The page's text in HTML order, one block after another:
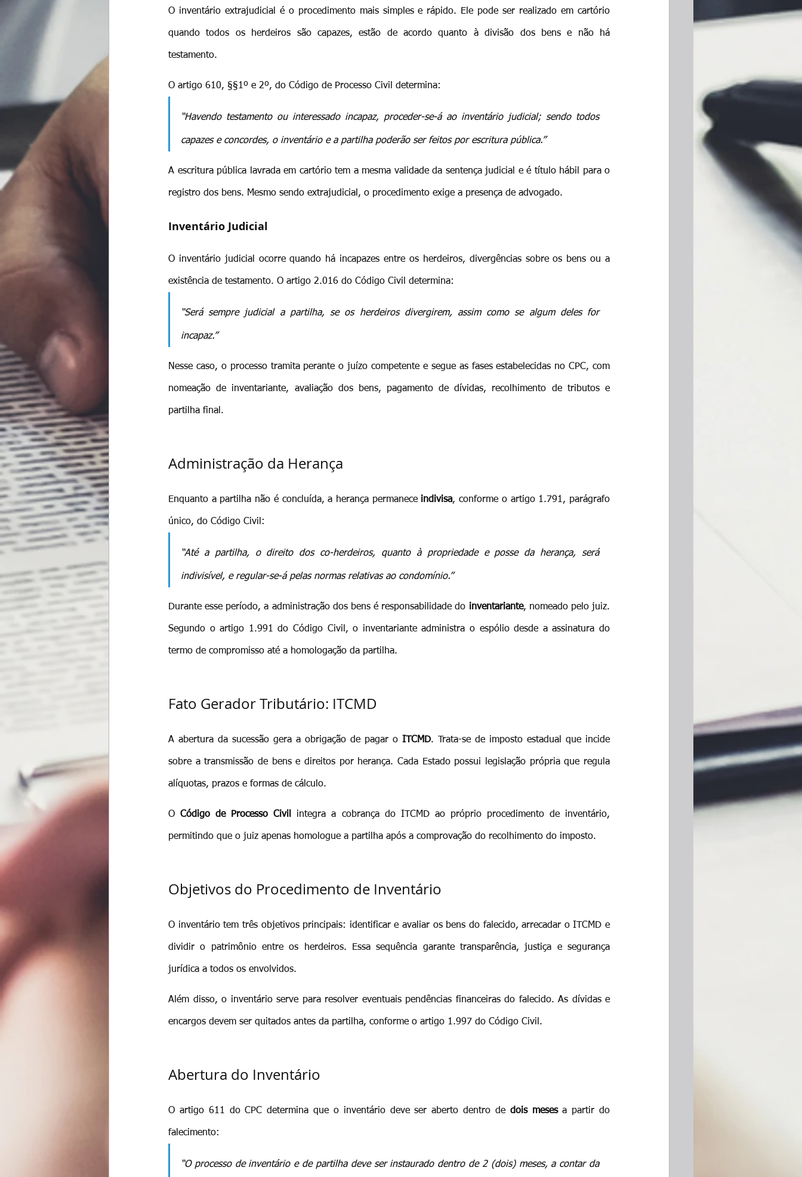
O inventário extrajudicial é o procedimento mais simples e rápido. Ele pode ser realizado em cartório
quando todos os herdeiros são capazes, estão de acordo quanto à divisão dos bens e não há
testamento.
O artigo 610, §§1º e 2º, do Código de Processo Civil determina:
“Havendo testamento ou interessado incapaz, proceder-se-á ao inventário judicial; sendo todos
capazes e concordes, o inventário e a partilha poderão ser feitos por escritura pública.”
A escritura pública lavrada em cartório tem a mesma validade da sentença judicial e é título hábil para o
registro dos bens. Mesmo sendo extrajudicial, o procedimento exige a presença de advogado.
Inventário Judicial
O inventário judicial ocorre quando há incapazes entre os herdeiros, divergências sobre os bens ou a
existência de testamento. O artigo 2.016 do Código Civil determina:
“Será sempre judicial a partilha, se os herdeiros divergirem, assim como se algum deles for
incapaz.”
Nesse caso, o processo tramita perante o juízo competente e segue as fases estabelecidas no CPC, com
nomeação de inventariante, avaliação dos bens, pagamento de dívidas, recolhimento de tributos e
partilha final.
Administração da Herança
Enquanto a partilha não é concluída, a herança permanece indivisa, conforme o artigo 1.791, parágrafo
único, do Código Civil:
“Até a partilha, o direito dos co-herdeiros, quanto à propriedade e posse da herança, será
indivisível, e regular-se-á pelas normas relativas ao condomínio.”
Durante esse período, a administração dos bens é responsabilidade do inventariante, nomeado pelo juiz.
Segundo o artigo 1.991 do Código Civil, o inventariante administra o espólio desde a assinatura do
termo de compromisso até a homologação da partilha.
Fato Gerador Tributário: ITCMD
A abertura da sucessão gera a obrigação de pagar o ITCMD. Trata-se de imposto estadual que incide
sobre a transmissão de bens e direitos por herança. Cada Estado possui legislação própria que regula
alíquotas, prazos e formas de cálculo.
O Código de Processo Civil integra a cobrança do ITCMD ao próprio procedimento de inventário,
permitindo que o juiz apenas homologue a partilha após a comprovação do recolhimento do imposto.
Objetivos do Procedimento de Inventário
O inventário tem três objetivos principais: identificar e avaliar os bens do falecido, arrecadar o ITCMD e
dividir o patrimônio entre os herdeiros. Essa sequência garante transparência, justiça e segurança
jurídica a todos os envolvidos.
Além disso, o inventário serve para resolver eventuais pendências financeiras do falecido. As dívidas e
encargos devem ser quitados antes da partilha, conforme o artigo 1.997 do Código Civil.
Abertura do Inventário
O artigo 611 do CPC determina que o inventário deve ser aberto dentro de dois meses a partir do
falecimento:
“O processo de inventário e de partilha deve ser instaurado dentro de 2 (dois) meses, a contar da